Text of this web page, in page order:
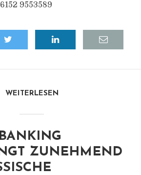
9553589
WEITERLESEN
ZUNEHMEND